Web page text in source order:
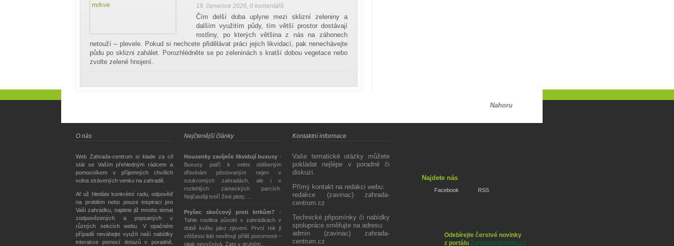
19. července 2026 0 komentářů
Čím delší doba uplyne mezi sklizní zeleniny a
dalším využitím půdy, tím větší prostor dostávají
rostliny, po kterých většina z nás na záhonech
netouží – plevele. Pokud si nechcete přidělávat práci jejich likvidací, pak nenechávejte
půdu po sklizni zahálet. Porozhlédněte se po zeleninách s kratší dobou vegetace nebo
zvolte zelené hnojení.
Nahoru
O nás
Web Zahrada-centrum si klade za cíl
stát se Vaším přehledným rádcem a
pomocníkem v příjemných chvílích
volna strávených venku na zahradě.
Ať už hledáte konkrétní radu, odpověď
na problém nebo pouze inspiraci pro
Vaši zahrádku, najdete již mnoho témat
zodpovězených a popsaných v
různých sekcích webu. V opačném
případě neváhejte využít naší nabídky
interakce pomocí dotazů v poradně,
Nejčtenější články
Housenky zavíječe likvidují buxusy -
Buxusy patří k velmi oblíbeným
dřevinám pěstovaným nejen v
soukromých zahradách, ale i v
rozlehlých zámeckých parcích.
Nejčastěji tvoří živé ploty.…
Pryšec skočcový proti krtkům? -
Tahle rostlina působí v zahrádkách v
době květu jako zjevení. První rok jí
většinou lidé nevěnují příliš pozornosti –
nijak nevyčnívá. Zato v druhém…
Kontaktní informace
Vaše tematické otázky můžete
pokládat nejlépe v poradně či
diskuzi.
Přímý kontakt na redakci webu:
redakce (zavinac) zahrada-
centrum.cz
Technické připomínky či nabídky
spolupráce směřujte na adresu:
admin (zavinac) zahrada-
centrum.cz
Najdete nás
Facebook RSS
Odebírejte čerstvé novinky
z portálu Zahradacentrum.cz